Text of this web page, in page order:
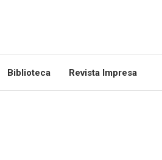
Biblioteca Revista Impresa